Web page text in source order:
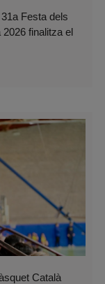
Festa dels
finalitza el
Català